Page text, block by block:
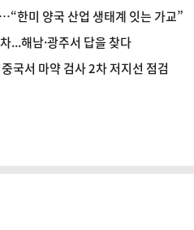
한미 양국 산업 생태계 잇는 가교”
...해남·광주서 답을 찾다
국서 마약 검사 2차 저지선 점검